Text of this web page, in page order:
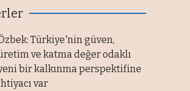
Türkiye'nin güven,
ve katma değer odaklı
bir kalkınma perspektifine
var